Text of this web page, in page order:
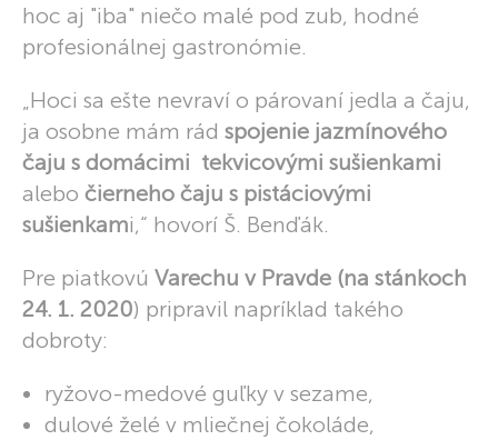
hoc aj "iba" niečo malé pod zub, hodné
profesionálnej gastronómie.
„Hoci sa ešte nevraví o párovaní jedla a čaju,
ja osobne mám rád spojenie jazmínového
čaju s domácimi tekvicovými sušienkami
alebo čierneho čaju s pistáciovými
sušienkami,“ hovorí Š. Benďák.
Pre piatkovú Varechu v Pravde (na stánkoch
24. 1. 2020) pripravil napríklad takého
dobroty:
ryžovo-medové guľky v sezame,
dulové želé v mliečnej čokoláde,